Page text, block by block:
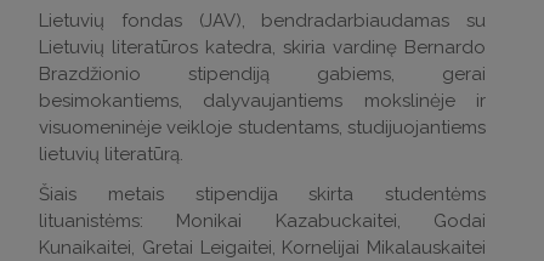
Lietuvių fondas (JAV), bendradarbiaudamas su
Lietuvių literatūros katedra, skiria vardinę Bernardo
Brazdžionio stipendiją gabiems, gerai
besimokantiems, dalyvaujantiems mokslinėje ir
visuomeninėje veikloje studentams, studijuojantiems
lietuvių literatūrą.
Šiais metais stipendija skirta studentėms
lituanistėms: Monikai Kazabuckaitei, Godai
Kunaikaitei, Gretai Leigaitei, Kornelijai Mikalauskaitei